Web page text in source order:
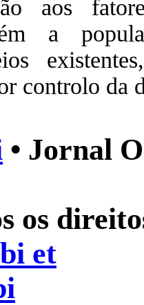
aos
a
controlo da
• Jornal
os